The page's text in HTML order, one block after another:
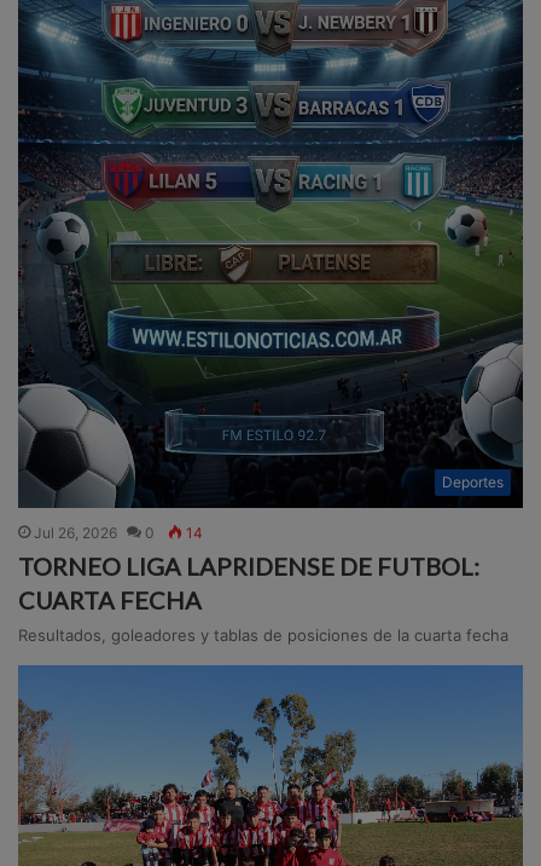
Deportes
Jul 26, 2026 0 14
TORNEO LIGA LAPRIDENSE DE FUTBOL:
CUARTA FECHA
Resultados, goleadores y tablas de posiciones de la cuarta fecha